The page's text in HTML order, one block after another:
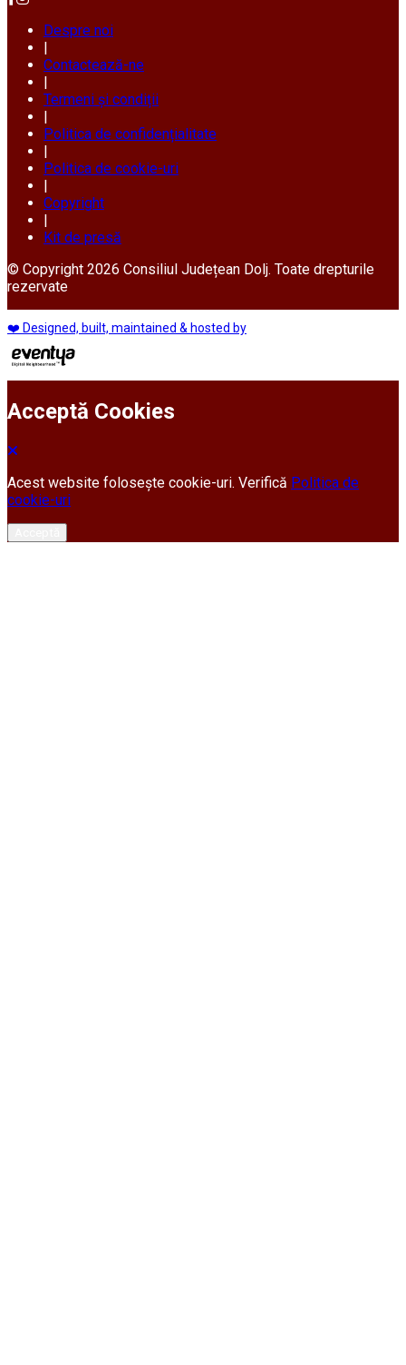
Despre noi
Contactează-ne
Termeni și condiții
Politica de confidențialitate
Politica de cookie-uri
Copyright
Kit de presă
© Copyright 2026 Consiliul Județean Dolj. Toate drepturile
rezervate
❤️ Designed, built, maintained & hosted by
Acceptă Cookies
Acest website folosește cookie-uri. Verifică Politica de
cookie-uri